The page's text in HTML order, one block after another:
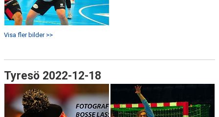
Visa fler bilder >>
Tyresö 2022-12-18